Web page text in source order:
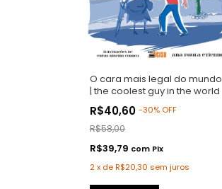
O cara mais legal do mundo
| the coolest guy in the world
R$40,60 -30% OFF
R$58,00
R$39,79 com Pix
2x deR$20,30 sem juros